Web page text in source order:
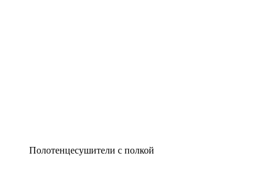
Полотенцесушители с полкой